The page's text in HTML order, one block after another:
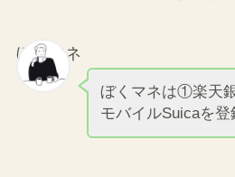
ぼくマネ
ぼくマネは①楽天
モバイルSuicaを登